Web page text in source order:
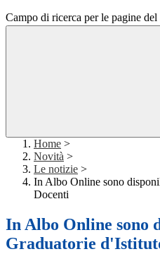
Campo di ricerca per le pagine del
Home >
Novità >
Le notizie >
In Albo Online sono
Docenti
In Albo Online sono
Graduatorie